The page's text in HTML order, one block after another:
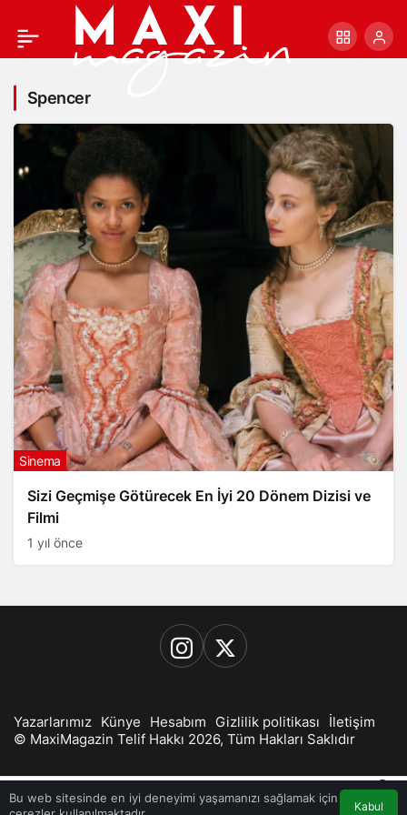
Spencer
Sizi Geçmişe Götürecek En İyi 20 Dönem Dizisi ve
Filmi
Sinema
1 yıl önce
Bu web sitesinde en iyi deneyimi yaşamanızı sağlamak için
Kabul
Yazarlarımız Künye Hesabım Gizlilik politikası
İletişim
© MaxiMagazin Telif Hakkı 2026, Tüm Hakları Saklıdır